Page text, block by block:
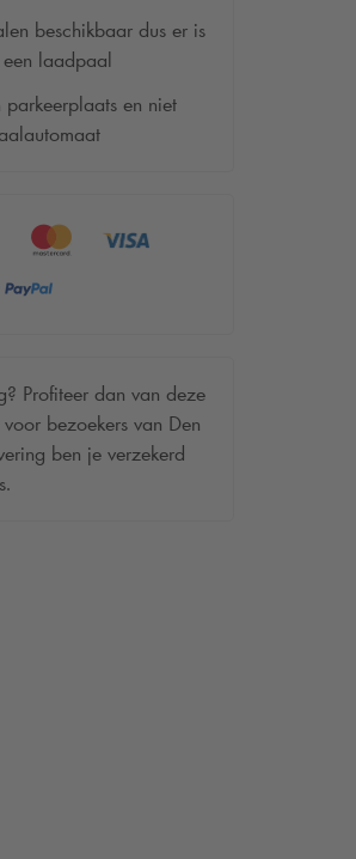
beschikbaar dus er is
laadpaal
parkeerplaats en niet
Profiteer dan van deze
bezoekers van Den
ben je verzekerd